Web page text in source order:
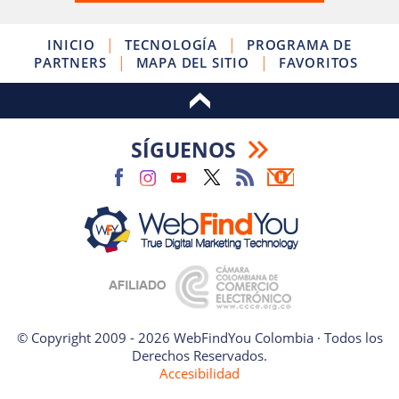
INICIO | TECNOLOGÍA |
PROGRAMA DE
PARTNERS
| MAPA DEL SITIO | FAVORITOS
SÍGUENOS
© Copyright 2009 - 2026 WebFindYou Colombia · Todos los
Derechos Reservados.
Accesibilidad